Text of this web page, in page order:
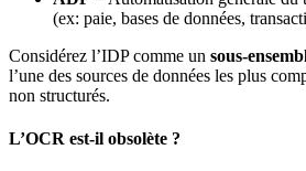
(ex: paie, bases de données,
Considérez l’IDP comme un sous-
l’une des sources de données les plus
non structurés.
L’OCR est-il obsolète ?